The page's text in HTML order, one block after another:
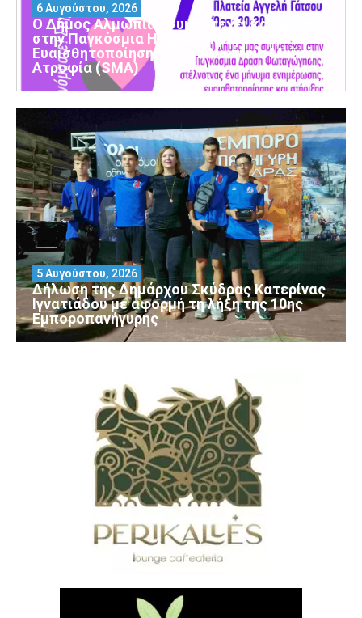
Ο Δήμος Αλμωπίας συμμετέχει και φέτος
στην Παγκόσμια Ημέρα Ενημέρωσης και
Ευαισθητοποίησης για τη Νωτιαία Μυϊκή
Ατροφία (SMA)
6 Αυγούστου, 2026
Δήλωση της Δημάρχου Σκύδρας Κατερίνας
Ιγνατιάδου με αφορμή τη λήξη της 10ης
Εμποροπανήγυρης
5 Αυγούστου, 2026